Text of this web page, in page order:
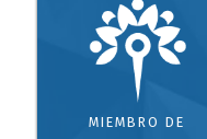
MIEMBRO DE